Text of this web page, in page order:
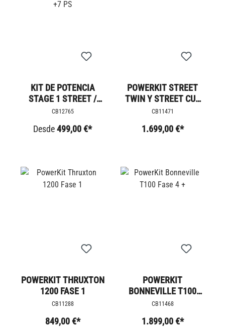
KIT DE POTENCIA
STAGE 1 STREET /
SPEED TWIN 900 +7
CB12765
Desde499,00 €*
POWERKIT STREET
TWIN Y STREET CUP
STAGE 3
CB11471
1.699,00 €*
POWERKIT THRUXTON
1200 FASE 1
CB11288
849,00 €*
POWERKIT
BONNEVILLE T100
FASE 4 +
CB11468
1.899,00 €*